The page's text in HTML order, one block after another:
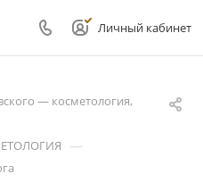
Личный кабинет
— косметология,
—